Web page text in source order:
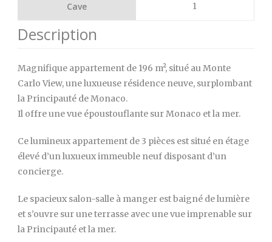
Cave 1
Description
Magnifique appartement de 196 m², situé au Monte
Carlo View, une luxueuse résidence neuve, surplombant
la Principauté de Monaco.
Il offre une vue époustouflante sur Monaco et la mer.
Ce lumineux appartement de 3 pièces est situé en étage
élevé d’un luxueux immeuble neuf disposant d’un
concierge.
Le spacieux salon-salle à manger est baigné de lumière
et s’ouvre sur une terrasse avec une vue imprenable sur
la Principauté et la mer.